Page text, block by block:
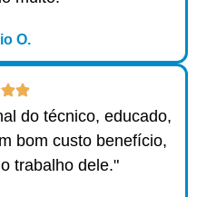
O.
do técnico, educado,
bom custo benefício,
trabalho dele."